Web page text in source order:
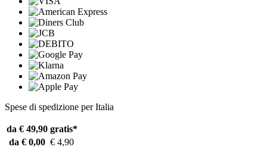
Spese di spedizione per Italia
da € 49,90 gratis*
da € 0,00 € 4,90